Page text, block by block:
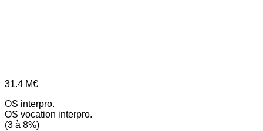
31.4 M€
OS interpro.
OS vocation interpro.
(3 à 8%)